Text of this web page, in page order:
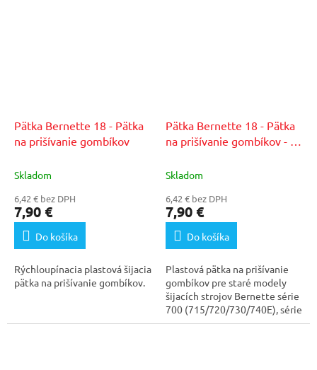
Pätka Bernette 18 - Pätka
na prišívanie gombíkov
Skladom
6,42 € bez DPH
7,90 €
Do košíka
Rýchloupínacia plastová šijacia
pätka na prišívanie gombíkov.
Pätka Bernette 18 - Pätka
na prišívanie gombíkov - na
Skladom
6,42 € bez DPH
7,90 €
Do košíka
Plastová pätka na prišívanie
gombíkov pre staré modely
šijacích strojov Bernette série
700 (715/720/730/740E), série
800...